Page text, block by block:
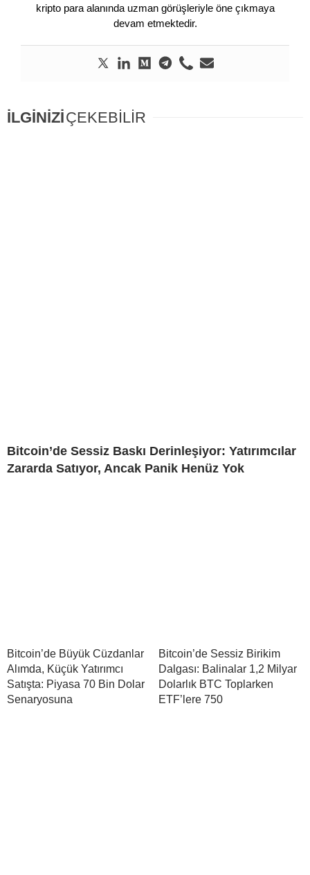
kripto para alanında uzman görüşleriyle öne çıkmaya
devam etmektedir.
İLGİNİZİÇEKEBİLİR
Bitcoin’de Sessiz Baskı Derinleşiyor: Yatırımcılar
Zararda Satıyor, Ancak Panik Henüz Yok
Bitcoin’de Büyük Cüzdanlar
Alımda, Küçük Yatırımcı
Satışta: Piyasa 70 Bin Dolar
Senaryosuna
Bitcoin’de Sessiz Birikim
Dalgası: Balinalar 1,2 Milyar
Dolarlık BTC Toplarken
ETF’lere 750